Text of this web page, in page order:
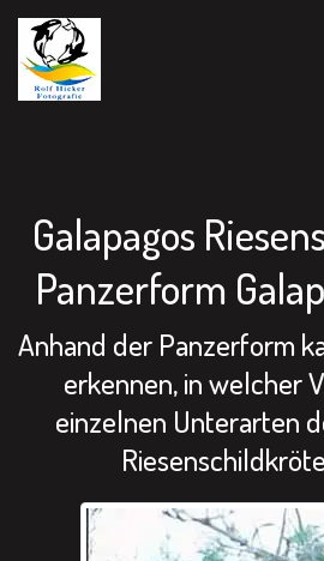
Galapagos
Panzerform
Anhand der Panzerform
erkennen, in welcher
einzelnen Unterarten